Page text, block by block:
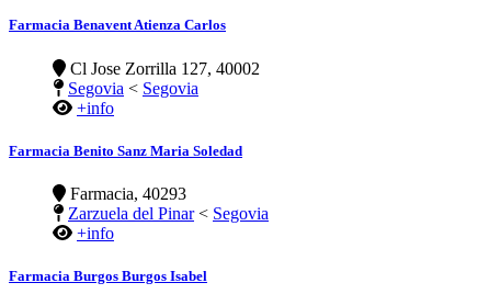
Farmacia Benavent Atienza Carlos
Cl Jose Zorrilla 127, 40002
Segovia < Segovia
+info
Farmacia Benito Sanz Maria Soledad
Farmacia, 40293
Zarzuela del Pinar< Segovia
+info
Farmacia Burgos Burgos Isabel